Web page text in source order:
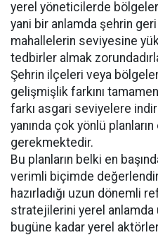
yerel yöneticilerde bölgeler
yani bir anlamda şehrin
mahallelerin seviyesine
tedbirler almak
Şehrin ilçeleri veya
gelişmişlik farkını
farkı asgari seviyelere
yanında çok yönlü planların
gerekmektedir.
Bu planların belki en
verimli biçimde
hazırladığı uzun dönemli
stratejilerini yerel anlamda
bugüne kadar yerel